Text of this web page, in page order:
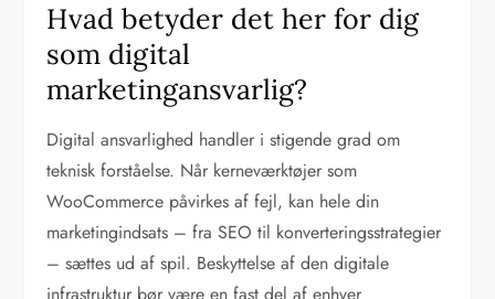
Hvad betyder det her for dig
som digital
marketingansvarlig?
Digital ansvarlighed handler i stigende grad om
teknisk forståelse. Når kerneværktøjer som
WooCommerce påvirkes af fejl, kan hele din
marketingindsats – fra SEO til konverteringsstrategier
– sættes ud af spil. Beskyttelse af den digitale